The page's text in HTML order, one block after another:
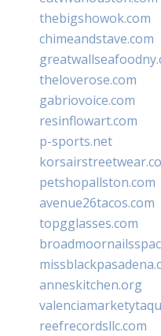
thebigshowok.com
chimeandstave.com
theloverose.com
gabriovoice.com
resinflowart.com
p-sports.net
petshopallston.com
avenue26tacos.com
topgglasses.com
anneskitchen.org
reefrecordsllc.com